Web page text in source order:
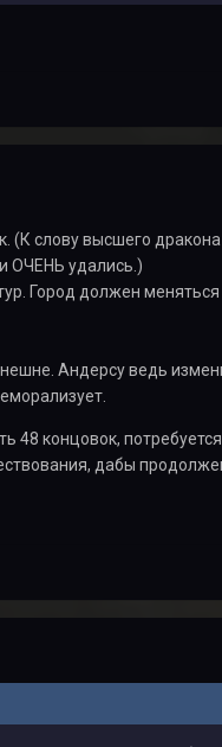
слову высшего
ОЧЕНЬ удались.)
Город должен
Андерсу ведь
48 концовок,
дабы